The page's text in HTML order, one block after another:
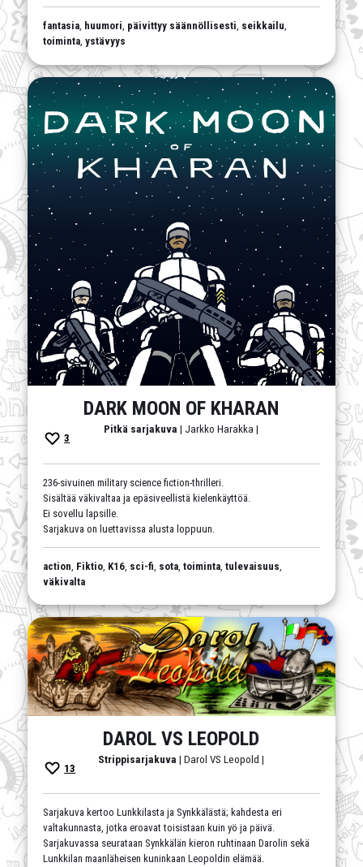
fantasia, huumori, päivittyy säännöllisesti, seikkailu,
toiminta,ystävyys
DARK MOON OF KHARAN
Pitkä sarjakuva | Jarkko Harakka |
3
236-sivuinen military science fiction-thrilleri.
Sisältää väkivaltaa ja epäsiveellistä kielenkäyttöä.
Ei sovellu lapsille.
Sarjakuva on luettavissa alusta loppuun.
action Fiktio K16 sci-fi sota ,toiminta ,tulevaisuus
väkivalta
DAROL VS LEOPOLD
Strippisarjakuva | Darol VS Leopold |
13
Sarjakuva kertoo Lunkkilasta ja Synkkälästä; kahdesta eri
valtakunnasta, jotka eroavat toisistaan kuin yö ja päivä.
Sarjakuvassa seurataan Synkkälän kieron ruhtinaan Darolin sekä
Lunkkilan maanläheisen kuninkaan Leopoldin elämää.